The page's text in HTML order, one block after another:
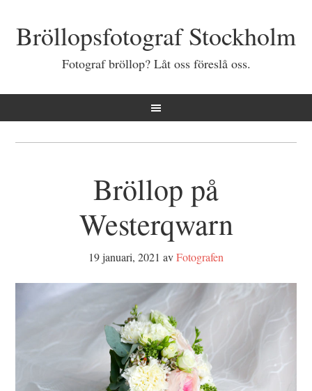
Bröllopsfotograf Stockholm
Fotograf bröllop? Låt oss föreslå oss.
Bröllop på
Westerqwarn
19 januari, 2021 avFotografen